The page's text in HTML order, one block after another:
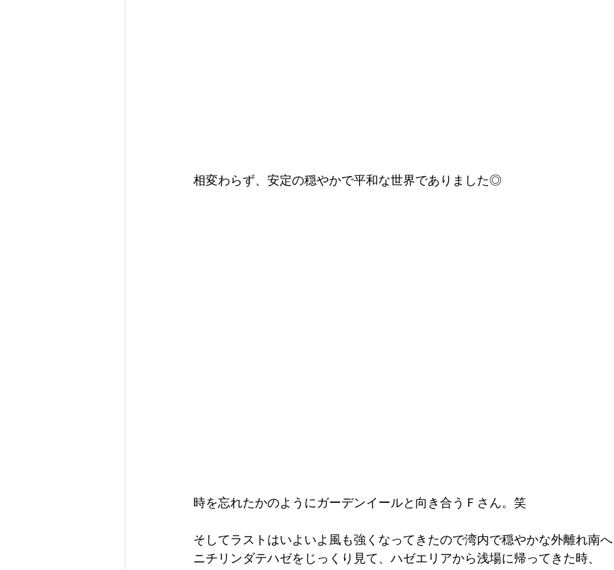
相変わらず、安定の穏やかで平和な世界でありました◎
時を忘れたかのようにガーデンイールと向き合うＦさん。笑
そしてラストはいよいよ風も強くなってきたので湾内で穏やかな外離れ南
ニチリンダテハゼをじっくり見て、ハゼエリアから浅場に帰ってきた時、